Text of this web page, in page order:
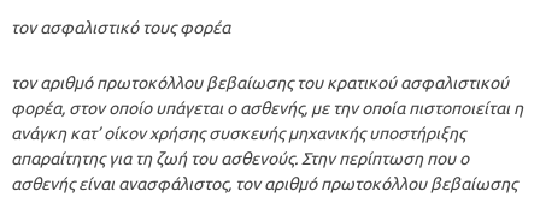
τον ασφαλιστικό τους φορέα
τον αριθμό πρωτοκόλλου βεβαίωσης του κρατικού ασφαλιστικού
φορέα, στον οποίο υπάγεται ο ασθενής, με την οποία πιστοποιείται η
ανάγκη κατ’ οίκον χρήσης συσκευής μηχανικής υποστήριξης
απαραίτητης για τη ζωή του ασθενούς. Στην περίπτωση που ο
ασθενής είναι ανασφάλιστος, τον αριθμό πρωτοκόλλου βεβαίωσης